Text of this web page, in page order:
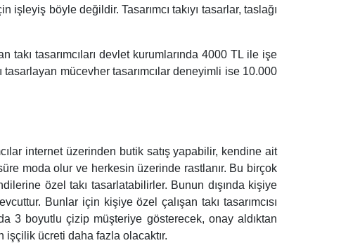
işleyiş böyle değildir. Tasarımcı takıyı tasarlar, taslağı
takı tasarımcıları devlet kurumlarında 4000 TL ile işe
mücevher tasarımcılar deneyimli ise 10.000
internet üzerinden butik satış yapabilir, kendine ait
moda olur ve herkesin üzerinde rastlanır. Bu birçok
özel takı tasarlatabilirler. Bunun dışında kişiye
Bunlar için kişiye özel çalışan takı tasarımcısı
3 boyutlu çizip müşteriye gösterecek, onay aldıktan
işçilik ücreti daha fazla olacaktır.